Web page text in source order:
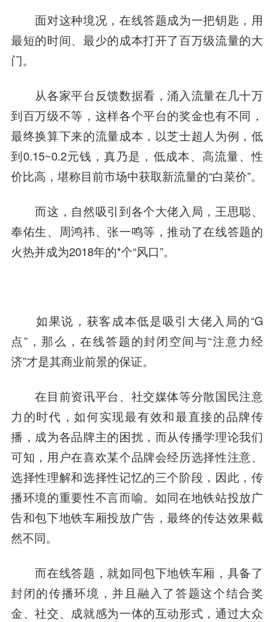
面对这种境况，在线答题成为一把钥匙，用
最短的时间、最少的成本打开了百万级流量的大
门。
从各家平台反馈数据看，涌入流量在几十万
到百万级不等，这样各个平台的奖金也有不同，
最终换算下来的流量成本，以芝士超人为例，低
到0.15~0.2元钱，真乃是，低成本、高流量、性
价比高，堪称目前市场中获取新流量的“白菜价”。
而这，自然吸引到各个大佬入局， 王思聪、
奉佑生、 周鸿祎、张一鸣等，推动了在线答题的
火热并成为2018年的*个“风口”。
如果说，获客成本低是吸引大佬入局的“G
点”，那么，在线答题的封闭空间与“注意力经
济”才是其商业前景的保证。
在目前资讯平台、社交媒体等分散国民注意
力的时代，如何实现最有效和最直接的品牌传
播，成为各品牌主的困扰，而从传播学理论我们
可知，用户在喜欢某个品牌会经历选择性注意、
选择性理解和选择性记忆的三个阶段，因此，传
播环境的重要性不言而喻。如同在地铁站投放广
告和包下地铁车厢投放广告，最终的传达效果截
然不同。
而在线答题，就如同包下地铁车厢，具备了
封闭的传播环境，并且融入了答题这个结合奖
金、社交、成就感为一体的互动形式，通过大众